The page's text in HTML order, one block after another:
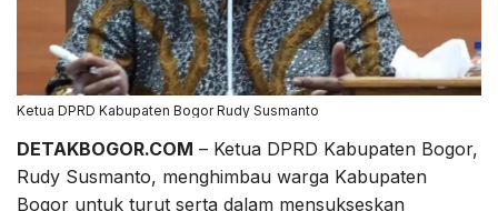
Ketua DPRD Kabupaten Bogor Rudy Susmanto
DETAKBOGOR.COM – Ketua DPRD Kabupaten Bogor,
Rudy Susmanto, menghimbau warga Kabupaten
Bogor untuk turut serta dalam mensukseskan